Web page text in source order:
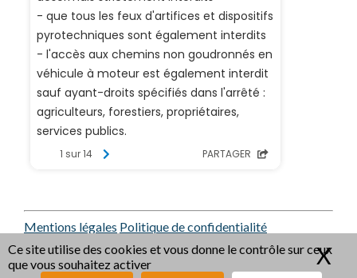
Ce site utilise des cookies et vous donne le contrôle sur ceux
que vous souhaitez activer
X
Mentions légales Politique de confidentialité
RGAA : Non conformité